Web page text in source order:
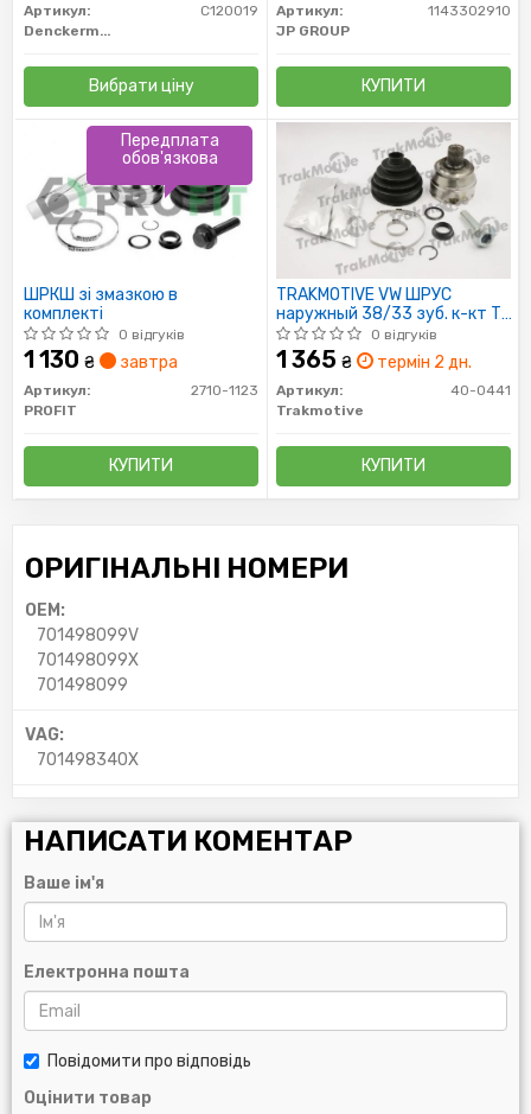
Артикул:
C120019
Denckermann
Вибрати ціну
Артикул:
1143302910
JP GROUP
КУПИТИ
ШРКШ зі змазкою в
комплекті
0 відгуків
1 130 ₴ завтра
Артикул:
2710-1123
PROFIT
КУПИТИ
Передплата
обов'язкова
TRAKMOTIVE VW ШРУС
наружный 38/33 зуб. к-кт T4
90-
0 відгуків
1 365 ₴ термін 2 дн.
Артикул:
40-0441
Trakmotive
КУПИТИ
ОРИГІНАЛЬНІ НОМЕРИ
OEM:
701498099V
701498099X
701498099
VAG:
701498340X
НАПИСАТИ КОМЕНТАР
Ваше ім'я
Електронна пошта
Повідомити про відповідь
Оцінити товар